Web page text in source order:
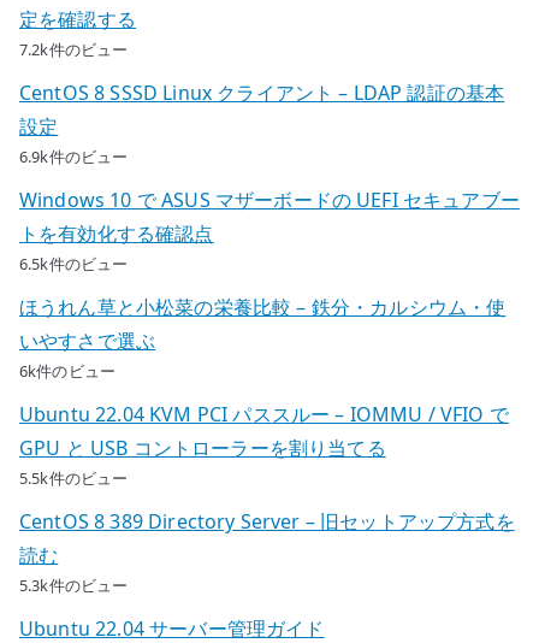
定を確認する
7.2k件のビュー
CentOS 8 SSSD Linux クライアント – LDAP 認証の基本
設定
6.9k件のビュー
Windows 10 で ASUS マザーボードの UEFI セキュアブー
トを有効化する確認点
6.5k件のビュー
ほうれん草と小松菜の栄養比較 – 鉄分・カルシウム・使
いやすさで選ぶ
6k件のビュー
Ubuntu 22.04 KVM PCI パススルー – IOMMU / VFIO で
GPU と USB コントローラーを割り当てる
5.5k件のビュー
CentOS 8 389 Directory Server – 旧セットアップ方式を
読む
5.3k件のビュー
Ubuntu 22.04 サーバー管理ガイド